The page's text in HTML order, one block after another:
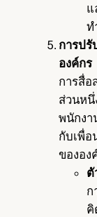
แ
ท
การปรั
องค์กร
การสื่อ
ส่วนหนึ่
พนักงา
กับเพื่
ขององ
ตั
ก
คิ